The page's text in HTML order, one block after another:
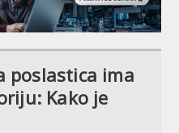
poslastica ima
Kako je